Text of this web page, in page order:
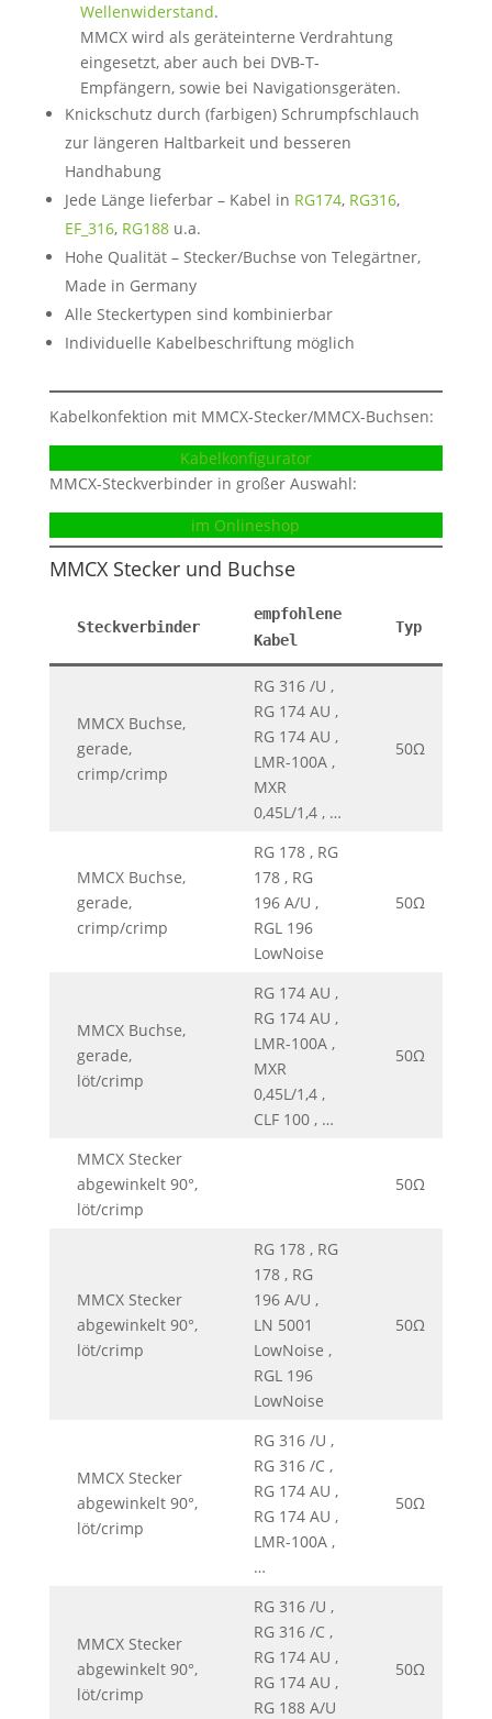
Wellenwiderstand.
MMCX wird als geräteinterne Verdrahtung
eingesetzt, aber auch bei DVB-T-
Empfängern, sowie bei Navigationsgeräten.
Knickschutz durch (farbigen) Schrumpfschlauch
zur längeren Haltbarkeit und besseren
Handhabung
Jede Länge lieferbar – Kabel in RG174, RG316,
EF_316, RG188u.a.
Hohe Qualität – Stecker/Buchse von Telegärtner,
Made in Germany
Alle Steckertypen sind kombinierbar
Individuelle Kabelbeschriftung möglich
Kabelkonfektion mit MMCX-Stecker/MMCX-Buchsen:
Kabelkonfigurator
MMCX-Steckverbinder in großer Auswahl:
im Onlineshop
MMCX Stecker und Buchse
Steckverbinder
empfohlene
Kabel
Typ
MMCX Buchse,
gerade,
crimp/crimp
RG 316 /U ,
RG 174 AU ,
RG 174 AU ,
LMR-100A ,
MXR
0,45L/1,4 , …
50Ω
MMCX Buchse,
gerade,
crimp/crimp
RG 178 , RG
178 , RG
196 A/U ,
RGL 196
LowNoise
50Ω
MMCX Buchse,
gerade,
löt/crimp
RG 174 AU ,
RG 174 AU ,
LMR-100A ,
MXR
0,45L/1,4 ,
CLF 100 , …
50Ω
MMCX Stecker
abgewinkelt 90°,
löt/crimp
50Ω
MMCX Stecker
abgewinkelt 90°,
löt/crimp
RG 178 , RG
178 , RG
196 A/U ,
LN 5001
LowNoise ,
RGL 196
LowNoise
50Ω
MMCX Stecker
abgewinkelt 90°,
löt/crimp
RG 316 /U ,
RG 316 /C ,
RG 174 AU ,
RG 174 AU ,
LMR-100A ,
…
50Ω
MMCX Stecker
abgewinkelt 90°,
löt/crimp
RG 316 /U ,
RG 316 /C ,
RG 174 AU ,
RG 174 AU ,
RG 188 A/U
50Ω